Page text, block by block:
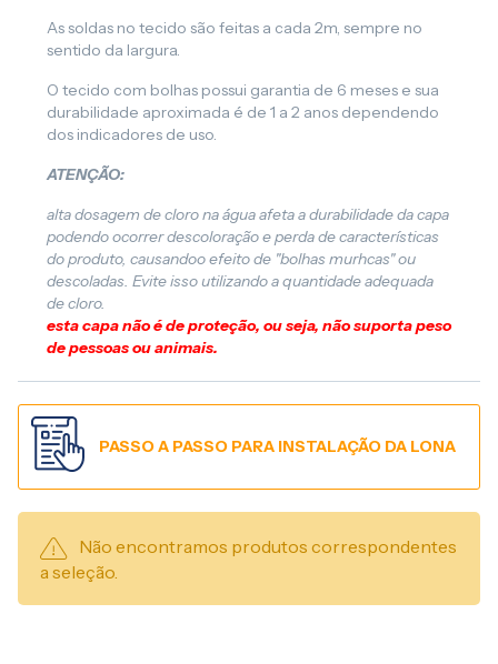
As soldas no tecido são feitas a cada 2m, sempre no
sentido da largura.
O tecido com bolhas possui garantia de 6 meses e sua
durabilidade aproximada é de 1 a 2 anos dependendo
dos indicadores de uso.
ATENÇÃO:
alta dosagem de cloro na água afeta a durabilidade da capa
podendo ocorrer descoloração e perda de características
do produto, causandoo efeito de "bolhas murhcas" ou
descoladas. Evite isso utilizando a quantidade adequada
de cloro.
esta capa não é de proteção, ou seja, não suporta peso
de pessoas ou animais.
Não encontramos produtos correspondentes
a seleção.
PASSO A PASSO PARA INSTALAÇÃO DA LONA